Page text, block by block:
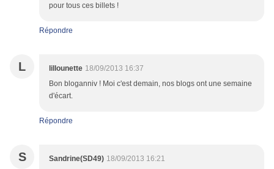
pour tous ces billets !
Répondre
L lillounette 18/09/2013 16:37
Bon bloganniv ! Moi c'est demain, nos blogs ont une semaine
d'écart.
Répondre
S Sandrine(SD49) 18/09/2013 16:21